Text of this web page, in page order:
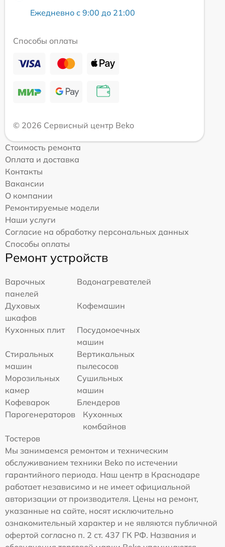
Ежедневно с 9:00 до 21:00
Способы оплаты
© 2026 Сервисный центр Beko
Стоимость ремонта
Оплата и доставка
Контакты
Вакансии
О компании
Ремонтируемые модели
Наши услуги
Согласие на обработку персональных данных
Способы оплаты
Ремонт устройств
Варочных
панелей
Водонагревателей
Духовых
шкафов
Кофемашин
Кухонных плит
Посудомоечных
машин
Стиральных
машин
Вертикальных
пылесосов
Морозильных
камер
Сушильных
машин
Кофеварок
Блендеров
Парогенераторов
Кухонных
комбайнов
Тостеров
Мы занимаемся ремонтом и техническим
обслуживанием техники Beko по истечении
гарантийного периода. Наш центр в Краснодаре
работает независимо и не имеет официальной
авторизации от производителя. Цены на ремонт,
указанные на сайте, носят исключительно
ознакомительный характер и не являются публичной
офертой согласно п. 2 ст. 437 ГК РФ. Названия и